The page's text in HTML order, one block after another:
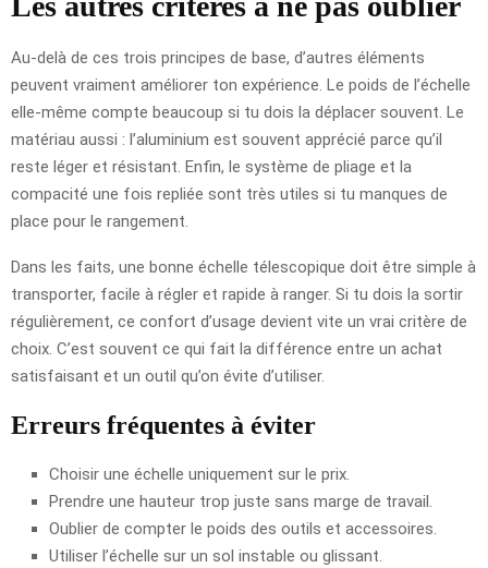
Au-delà de ces trois principes de base, d’autres éléments
peuvent vraiment améliorer ton expérience. Le poids de l’échelle
elle-même compte beaucoup si tu dois la déplacer souvent. Le
matériau aussi : l’aluminium est souvent apprécié parce qu’il
reste léger et résistant. Enfin, le système de pliage et la
compacité une fois repliée sont très utiles si tu manques de
place pour le rangement.
Dans les faits, une bonne échelle télescopique doit être simple à
transporter, facile à régler et rapide à ranger. Si tu dois la sortir
régulièrement, ce confort d’usage devient vite un vrai critère de
choix. C’est souvent ce qui fait la différence entre un achat
satisfaisant et un outil qu’on évite d’utiliser.
Erreurs fréquentes à éviter
Choisir une échelle uniquement sur le prix.
Prendre une hauteur trop juste sans marge de travail.
Oublier de compter le poids des outils et accessoires.
Utiliser l’échelle sur un sol instable ou glissant.